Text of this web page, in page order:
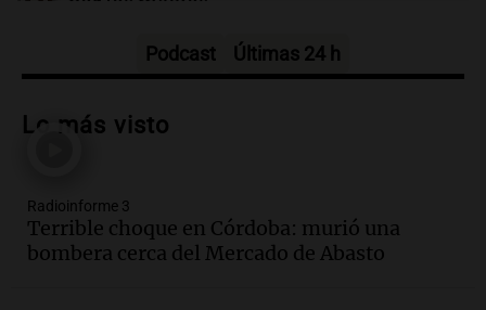
Caputo | Por Sergio Suppo
Audio. Desalojos: propietarios del
interior, no se aten los rulos | Por
Adrián Simioni
Podcast Últimas 24 h
Lo más visto
Radioinforme 3
Terrible choque en Córdoba: murió una
bombera cerca del Mercado de Abasto